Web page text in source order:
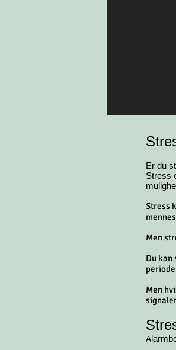
Er du
Stress
Stress
Men
Du kan
Men
A